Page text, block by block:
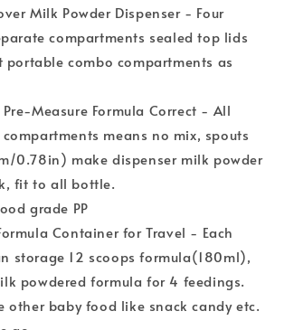
Milk Powder Dispenser - Four
compartments sealed top lids
portable combo compartments as
Measure Formula Correct - All
means no mix, spouts
0.78in) make dispenser milk powder
fit to all bottle.
grade PP
Container for Travel - Each
storage 12 scoops formula(180ml),
powdered formula for 4 feedings.
other baby food like snack candy etc.